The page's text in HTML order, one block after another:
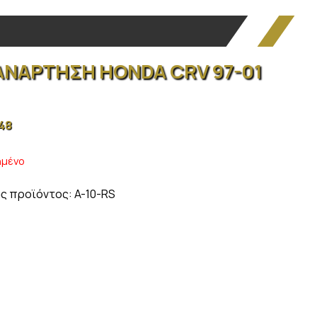
HONDA CRV 97-01
προϊόντος: A-10-RS